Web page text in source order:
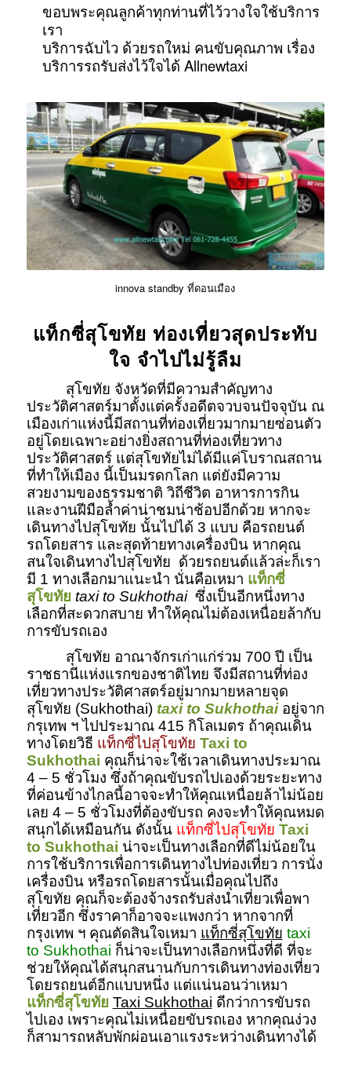
ขอบพระคุณลูกค้าทุกท่านที่ไว้วางใจใช้บริการ
เรา
บริการฉับไว ด้วยรถใหม่ คนขับคุณภาพ เรื่อง
บริการรถรับส่งไว้ใจได้ Allnewtaxi
innova standby ที่ดอนเมือง
แท็กซี่สุโขทัย ท่องเที่ยวสุดประทับ
ใจ จำไปไม่รู้ลืม
สุโขทัย จังหวัดที่มีความสำคัญทาง
ประวัติศาสตร์มาตั้งแต่ครั้งอดีตจวบจนปัจจุบัน ณ
เมืองเก่าแห่งนี้มีสถานที่ท่องเที่ยวมากมายซ่อนตัว
อยู่โดยเฉพาะอย่างยิ่งสถานที่ท่องเที่ยวทาง
ประวัติศาสตร์ แต่สุโขทัยไม่ได้มีแค่โบราณสถาน
ที่ทำให้เมือง นี้เป็นมรดกโลก แต่ยังมีความ
สวยงามของธรรมชาติ วิถีชีวิต อาหารการกิน
และงานฝีมือล้ำค่าน่าชมน่าช้อปอีกด้วย หากจะ
เดินทางไปสุโขทัย นั้นไปได้ 3 แบบ คือรถยนต์
รถโดยสาร และสุดท้ายทางเครื่องบิน หากคุณ
สนใจเดินทางไปสุโขทัย ด้วยรถยนต์แล้วล่ะก็เรา
มี 1 ทางเลือกมาแนะนำ นั่นคือเหมา แท็กซี่
สุโขทัย taxi to Sukhothaiซึ่งเป็นอีกหนึ่งทาง
เลือกที่สะดวกสบาย ทำให้คุณไม่ต้องเหนื่อยล้ากับ
การขับรถเอง
สุโขทัย อาณาจักรเก่าแก่ร่วม 700 ปี เป็น
ราชธานีแห่งแรกของชาติไทย จึงมีสถานที่ท่อง
เที่ยวทางประวัติศาสตร์อยู่มากมายหลายจุด
สุโขทัย (Sukhothai) taxi to Sukhothaiอยู่จาก
กรุเทพ ฯ ไปประมาณ 415 กิโลเมตร ถ้าคุณเดิน
ทางโดยวิธี แท็กซี่ไปสุโขทัย Taxi to
Sukhothai คุณก็น่าจะใช้เวลาเดินทางประมาณ
4 – 5 ชั่วโมง ซึ่งถ้าคุณขับรถไปเองด้วยระยะทาง
ที่ค่อนข้างไกลนี้อาจจะทำให้คุณเหนื่อยล้าไม่น้อย
เลย 4 – 5 ชั่วโมงที่ต้องขับรถ คงจะทำให้คุณหมด
สนุกได้เหมือนกัน ดังนั้น แท็กซี่ไปสุโขทัย Taxi
to Sukhothai น่าจะเป็นทางเลือกที่ดีไม่น้อยใน
การใช้บริการเพื่อการเดินทางไปท่องเที่ยว การนั่ง
เครื่องบิน หรือรถโดยสารนั้นเมื่อคุณไปถึง
สุโขทัย คุณก็จะต้องจ้างรถรับส่งนำเที่ยวเพื่อพา
เที่ยวอีก ซึ่งราคาก็อาจจะแพงกว่า หากจากที่
กรุงเทพ ฯ คุณตัดสินใจเหมา แท็กซี่สุโขทัย taxi
to Sukhothai ก็น่าจะเป็นทางเลือกหนึ่งที่ดี ที่จะ
ช่วยให้คุณได้สนุกสนานกับการเดินทางท่องเที่ยว
โดยรถยนต์อีกแบบหนึ่ง แต่แน่นอนว่าเหมา
แท็กซี่สุโขทัย Taxi Sukhothai ดีกว่าการขับรถ
ไปเอง เพราะคุณไม่เหนื่อยขับรถเอง หากคุณง่วง
ก็สามารถหลับพักผ่อนเอาแรงระหว่างเดินทางได้